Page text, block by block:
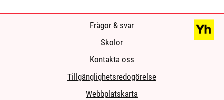
Frågor & svar
Skolor
Kontakta oss
Tillgänglighetsredogörelse
Webbplatskarta